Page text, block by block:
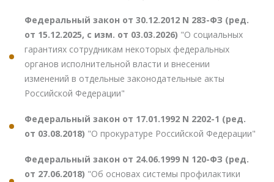
Федеральный закон от 30.12.2012 N 283-ФЗ (ред.
от 15.12.2025, с изм. от 03.03.2026) "О социальных
гарантиях сотрудникам некоторых федеральных
органов исполнительной власти и внесении
изменений в отдельные законодательные акты
Российской Федерации"
Федеральный закон от 17.01.1992 N 2202-1 (ред.
от 03.08.2018) "О прокуратуре Российской Федерации"
Федеральный закон от 24.06.1999 N 120-ФЗ (ред.
от 27.06.2018) "Об основах системы профилактики